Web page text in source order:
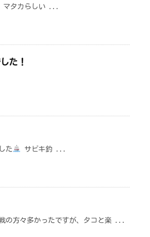
マタカらしい ...
た！
た サビキ釣 ...
の方々多かったですが、タコと楽 ...